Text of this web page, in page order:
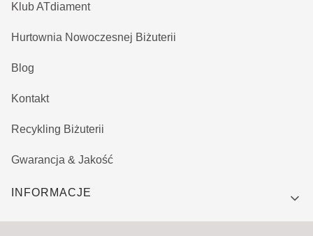
Klub ATdiament
Hurtownia Nowoczesnej Biżuterii
Blog
Kontakt
Recykling Biżuterii
Gwarancja & Jakość
INFORMACJE